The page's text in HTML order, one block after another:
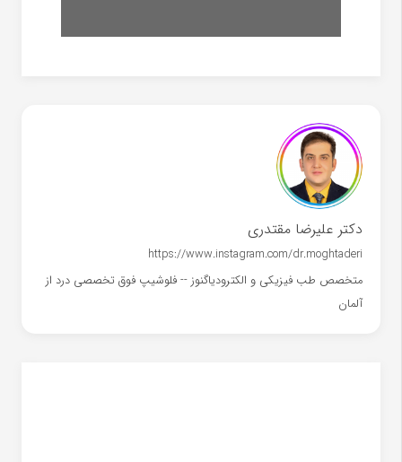
دکتر علیرضا مقتدری
https://www.instagram.com/dr.moghtaderi
متخصص طب فیزیکی و الکترودیاگنوز -- فلوشیپ فوق تخصصی درد از
آلمان